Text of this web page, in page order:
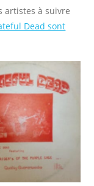
artistes à suivre
Dead sont
légende